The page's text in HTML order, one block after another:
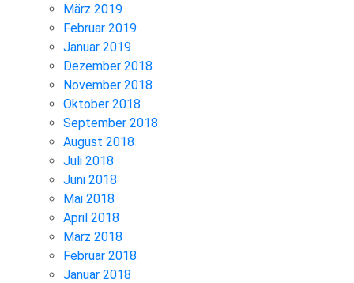
März 2019
Februar 2019
Januar 2019
Dezember 2018
November 2018
Oktober 2018
September 2018
August 2018
Juli 2018
Juni 2018
Mai 2018
April 2018
März 2018
Februar 2018
Januar 2018